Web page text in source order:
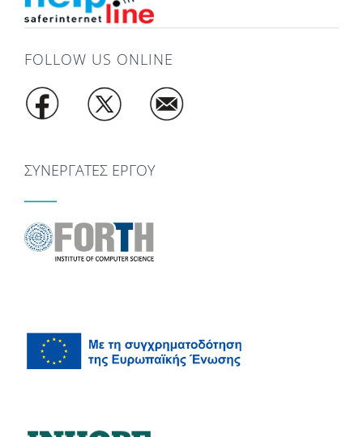
FOLLOW US ONLINE
ΣΥΝΕΡΓΑΤΕΣ ΕΡΓΟΥ